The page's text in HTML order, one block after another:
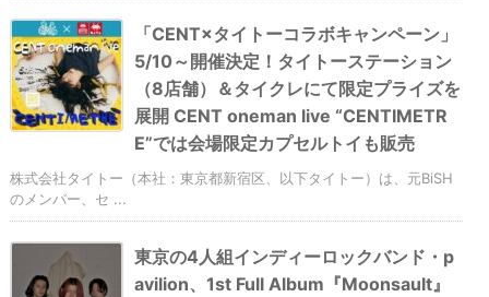
「CENT×タイトーコラボキャンペーン」
5/10～開催決定！タイトーステーション
（8店舗）＆タイクレにて限定プライズを
展開 CENT oneman live “CENTIMETR
E”では会場限定カプセルトイも販売
株式会社タイトー（本社：東京都新宿区、以下タイトー）は、元BiSH
のメンバー、セ ...
東京の4人組インディーロックバンド・p
avilion、1st Full Album『Moonsault』